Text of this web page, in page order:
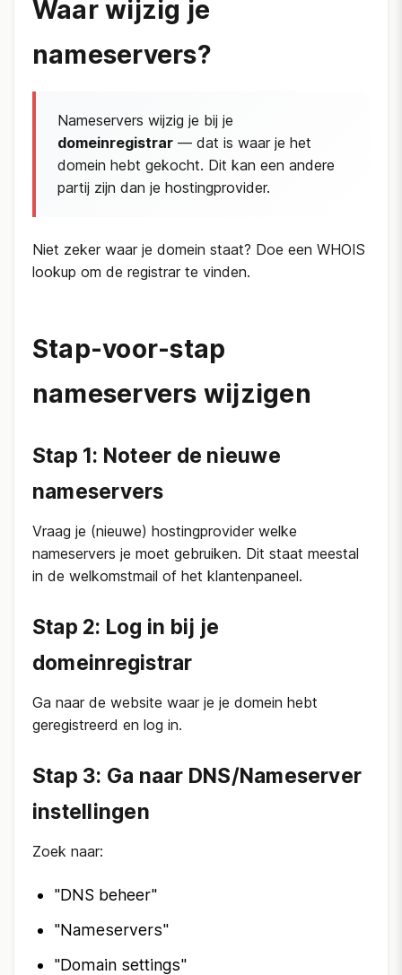
Waar wijzig je
nameservers?
Nameservers wijzig je bij je
domeinregistrar — dat is waar je het
domein hebt gekocht. Dit kan een andere
partij zijn dan je hostingprovider.
Niet zeker waar je domein staat? Doe een WHOIS
lookup om de registrar te vinden.
Stap-voor-stap
nameservers wijzigen
Stap 1: Noteer de nieuwe
nameservers
Vraag je (nieuwe) hostingprovider welke
nameservers je moet gebruiken. Dit staat meestal
in de welkomstmail of het klantenpaneel.
Stap 2: Log in bij je
domeinregistrar
Ga naar de website waar je je domein hebt
geregistreerd en log in.
Stap 3: Ga naar DNS/Nameserver
instellingen
Zoek naar:
"DNS beheer"
"Nameservers"
"Domain settings"